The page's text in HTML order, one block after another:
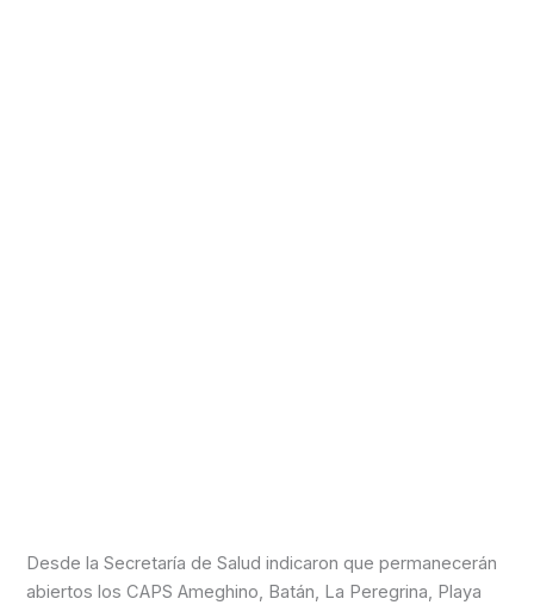
Desde la Secretaría de Salud indicaron que permanecerán
abiertos los CAPS Ameghino, Batán, La Peregrina, Playa